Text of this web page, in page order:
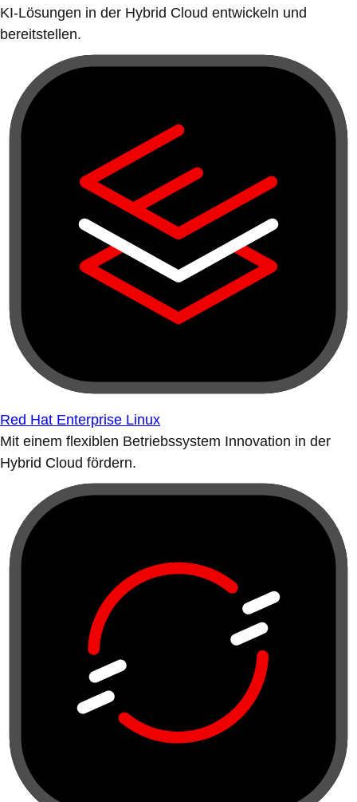
KI-Lösungen in der Hybrid Cloud entwickeln und
bereitstellen.
Red Hat Enterprise Linux
Mit einem flexiblen Betriebssystem Innovation in der
Hybrid Cloud fördern.